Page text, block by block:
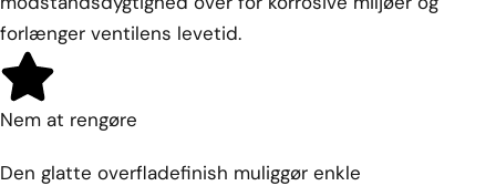
forlænger ventilens levetid.
Nem at rengøre
Den glatte overfladefinish muliggør enkle